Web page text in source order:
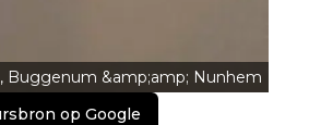
Buggenum &amp;amp; Nunhem
op Google